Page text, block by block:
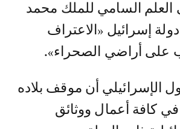
العلم السامي للملك محمد
إسرائيل «الاعتراف
على أراضي الصحراء».
الإسرائيلي أن موقف بلاده
كافة أعمال ووثائق